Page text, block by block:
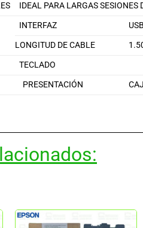
IDEAL PARA LARGAS SESIONES
INTERFAZ
LONGITUD DE CABLE
TECLADO
PRESENTACIÓN